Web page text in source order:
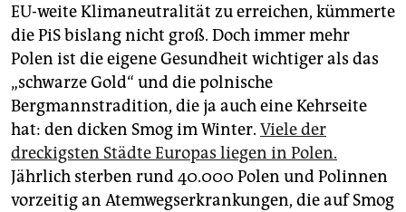
EU-weite Klimaneutralität zu erreichen, kümmerte
die PiS bislang nicht groß. Doch immer mehr
Polen ist die eigene Gesundheit wichtiger als das
„schwarze Gold“ und die polnische
Bergmannstradition, die ja auch eine Kehrseite
hat: den dicken Smog im Winter. Viele der
dreckigsten Städte Europas liegen in Polen.
Jährlich sterben rund 40.000 Polen und Polinnen
vorzeitig an Atemwegserkrankungen, die auf Smog